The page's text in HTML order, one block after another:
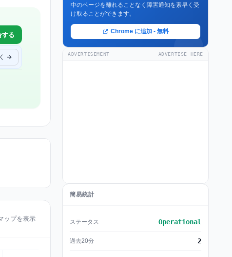
する
→
ップを表示
中のページを離れることなく障害通知を素早く受
け取ることができます。
Chrome に追加 - 無料
ADVERTISEMENT ADVERTISE HERE
簡易統計
ステータス Operational
過去20分 2